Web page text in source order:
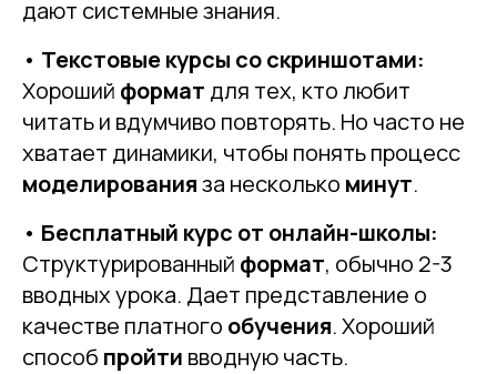
дают системные знания.
• Текстовые курсы со скриншотами:
Хороший формат для тех, кто любит
читать и вдумчиво повторять. Но часто не
хватает динамики, чтобы понять процесс
моделированияза несколько минут.
• Бесплатный курс от онлайн-школы:
Структурированный формат, обычно 2-3
вводных урока. Дает представление о
качестве платного обучения. Хороший
способ пройти вводную часть.